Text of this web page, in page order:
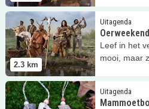
2.3 km
Uitagenda
Leef in het
mooi, maar
Lees meer Oerweekend Pasen
Uitagenda
Lees meer Mammoetbot ketting